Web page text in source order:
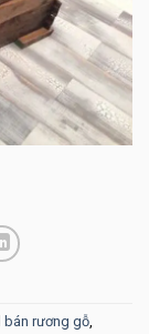
bán rương gỗ,